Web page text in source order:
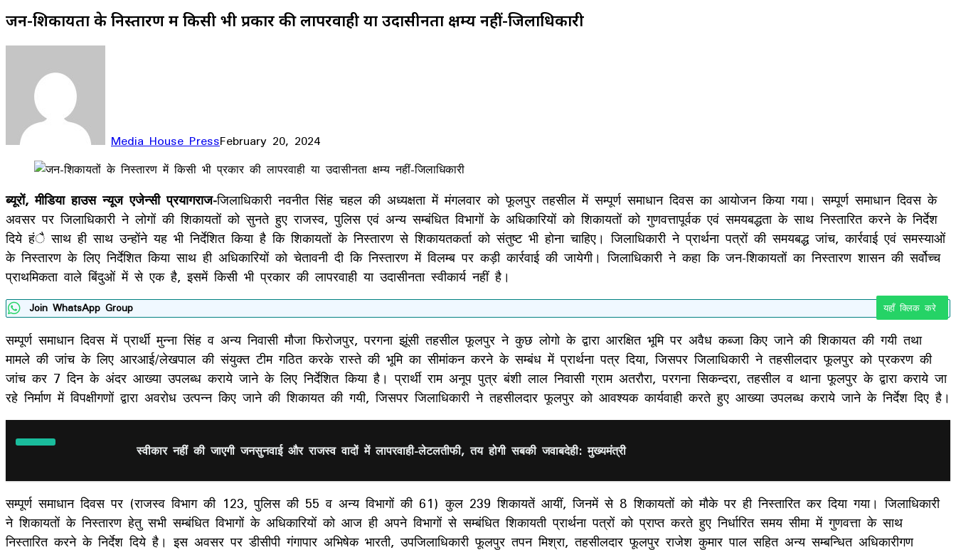
जन-शिकायतों के निस्तारण में किसी भी प्रकार की लापरवाही या उदासीनता क्षम्य नहीं-जिलाधिकारी
Media House PressFebruary 20, 2024
Facebook
LinkedIn
WhatsApp
Telegram
ब्यूरों, मीडिया हाउस न्यूज एजेन्सी प्रयागराज-जिलाधिकारी नवनीत सिंह चहल की अध्यक्षता में मंगलवार को फूलपुर तहसील में सम्पूर्ण समाधान दिवस का आयोजन किया गया। सम्पूर्ण समाधान दिवस के
अवसर पर जिलाधिकारी ने लोगों की शिकायतों को सुनते हुए राजस्व, पुलिस एवं अन्य सम्बंधित विभागों के अधिकारियों को शिकायतों को गुणवत्तापूर्वक एवं समयबद्धता के साथ निस्तारित करने के निर्देश
दिये हंै साथ ही साथ उन्होंने यह भी निर्देशित किया है कि शिकायतों के निस्तारण से शिकायतकर्ता को संतुष्ट भी होना चाहिए। जिलाधिकारी ने प्रार्थना पत्रों की समयबद्ध जांच, कार्रवाई एवं समस्याओं
के निस्तारण के लिए निर्देशित किया साथ ही अधिकारियों को चेतावनी दी कि निस्तारण में विलम्ब पर कड़ी कार्रवाई की जायेगी। जिलाधिकारी ने कहा कि जन-शिकायतों का निस्तारण शासन की सर्वोच्च
प्राथमिकता वाले बिंदुओं में से एक है, इसमें किसी भी प्रकार की लापरवाही या उदासीनता स्वीकार्य नहीं है।
Join WhatsApp Group यहाँ क्लिक करे
सम्पूर्ण समाधान दिवस में प्रार्थी मुन्ना सिंह व अन्य निवासी मौजा फिरोजपुर, परगना झूंसी तहसील फूलपुर ने कुछ लोगो के द्वारा आरक्षित भूमि पर अवैध कब्जा किए जाने की शिकायत की गयी तथा
मामले की जांच के लिए आरआई/लेखपाल की संयुक्त टीम गठित करके रास्ते की भूमि का सीमांकन करने के सम्बंध में प्रार्थना पत्र दिया, जिसपर जिलाधिकारी ने तहसीलदार फूलपुर को प्रकरण की
जांच कर 7 दिन के अंदर आख्या उपलब्ध कराये जाने के लिए निर्देशित किया है। प्रार्थी राम अनूप पुत्र बंशी लाल निवासी ग्राम अतरौरा, परगना सिकन्दरा, तहसील व थाना फूलपुर के द्वारा कराये जा
रहे निर्माण में विपक्षीगणों द्वारा अवरोध उत्पन्न किए जाने की शिकायत की गयी, जिसपर जिलाधिकारी ने तहसीलदार फूलपुर को आवश्यक कार्यवाही करते हुए आख्या उपलब्ध कराये जाने के निर्देश दिए है।
स्वीकार नहीं की जाएगी जनसुनवाई और राजस्व वादों में लापरवाही-लेटलतीफी, तय होगी सबकी जवाबदेही: मुख्यमंत्री
सम्पूर्ण समाधान दिवस पर (राजस्व विभाग की 123, पुलिस की 55 व अन्य विभागों की 61) कुल 239 शिकायतें आयीं, जिनमें से 8 शिकायतों को मौके पर ही निस्तारित कर दिया गया। जिलाधिकारी
ने शिकायतों के निस्तारण हेतु सभी सम्बंधित विभागों के अधिकारियों को आज ही अपने विभागों से सम्बंधित शिकायती प्रार्थना पत्रों को प्राप्त करते हुए निर्धारित समय सीमा में गुणवत्ता के साथ
निस्तारित करने के निर्देश दिये है। इस अवसर पर डीसीपी गंगापार अभिषेक भारती, उपजिलाधिकारी फूलपुर तपन मिश्रा, तहसीलदार फूलपुर राजेश कुमार पाल सहित अन्य सम्बन्धित अधिकारीगण